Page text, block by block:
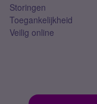
Storingen
Toegankelijkheid
Veilig online